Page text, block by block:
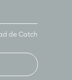
de Catch